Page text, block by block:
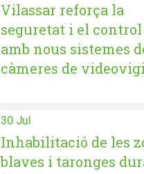
Vilassar reforça la
seguretat i el
amb nous sistemes
càmeres de
30 Jul
Inhabilitació de les
blaves i taronges